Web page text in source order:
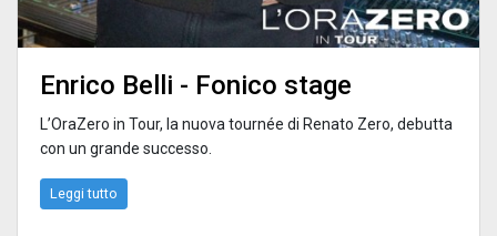
Enrico Belli - Fonico stage
L’OraZero in Tour, la nuova tournée di Renato Zero, debutta
con un grande successo.
Leggi tutto